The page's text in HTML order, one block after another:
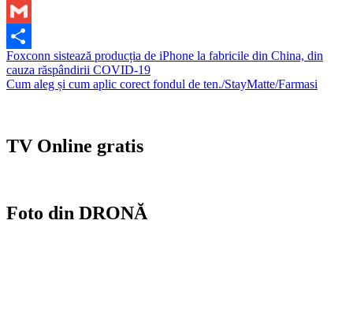
WhatsApp
Gmail
Partajează
Navigare
în
Foxconn sistează producția de iPhone la fabricile din China, din
cauza răspândirii COVID-19
Cum aleg și cum aplic corect fondul de ten./StayMatte/Farmasi
TV Online gratis
Foto din DRONĂ